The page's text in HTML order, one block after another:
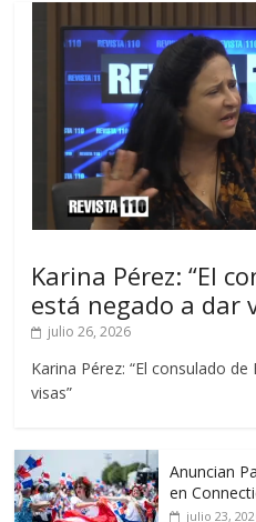
Karina Pérez: “El
está negado a dar
julio 26, 2026
Karina Pérez: “El consulado
visas”
Anuncian
en
julio 23,